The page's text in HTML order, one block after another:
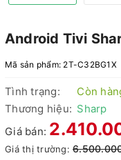
Android Tivi
Mã sản phẩm: 2T-C32BG1X
Tình trạng:
Còn
Thương hiệu: Sharp
Giá bán:
Giá thị trường: